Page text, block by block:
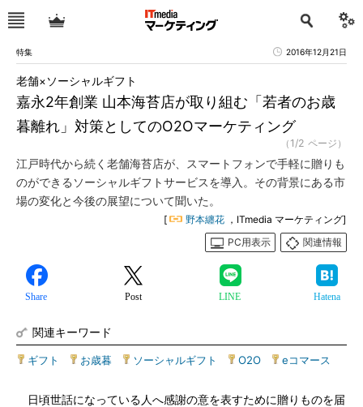
特集 2016年12月21日
嘉永2年創業 山本海苔店が取り組む「若者のお歳
暮離れ」対策としてのO2Oマーケティング
老舗×ソーシャルギフト
（1/2 ページ）
江戸時代から続く老舗海苔店が、スマートフォンで手軽に贈りも
のができるソーシャルギフトサービスを導入。その背景にある市
場の変化と今後の展望について聞いた。
[ 野本纏花 ，ITmedia マーケティング]
PC用表示
関連情報
Share Post LINE Hatena
関連キーワード
ギフト お歳暮 ソーシャルギフト O2O eコマース
日頃世話になっている人へ感謝の意を表すために贈りものを届